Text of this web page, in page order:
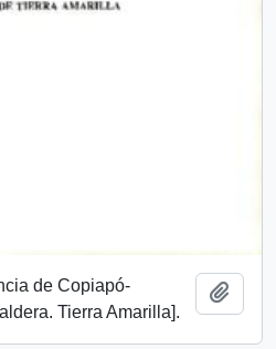
de Copiapó-
Tierra Amarilla].